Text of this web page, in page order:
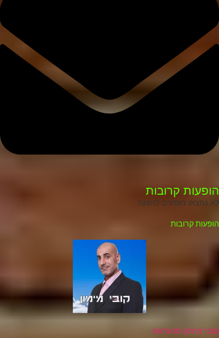
הופעות קרובות
לא נמצאו מופעים להצגה
הופעות קרובות
קובי מימון סטנדאפ